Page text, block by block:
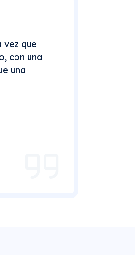
vez que
con una
una